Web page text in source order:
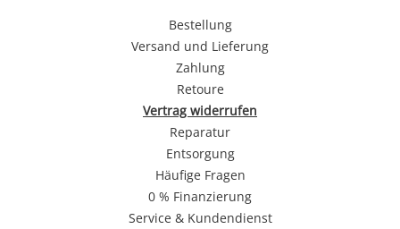
Bestellung
Versand und Lieferung
Zahlung
Retoure
Vertrag widerrufen
Reparatur
Entsorgung
Häufige Fragen
0 % Finanzierung
Service & Kundendienst